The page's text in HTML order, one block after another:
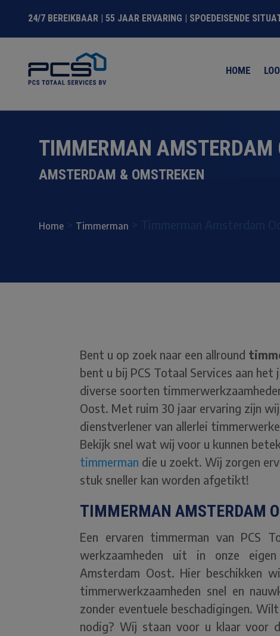
24/7 BEREIKBAAR | 55 JAAR ERVARING | SPOEDEISENDE
HOME
TIMMERMAN AMSTERDAM
AMSTERDAM & OMSTREKEN
Home> Timmerman
Bent u op zoek naar een allround
bent u bij PCS Totaal Services aan
diverse soorten
Oost. Met ruim 30 jaar ervaring zijn
dienstverlener van allerlei
Bekijk snel wat wij voor u kunnen
timmerman die u zoekt. Wij zorgen
stuk sneller kan worden afgetikt!
TIMMERMAN AMSTERDAM
Een ervaren timmerman van PCS
werkzaamheden uit in onze eigen
Amsterdam Oost. Hier beschikken
timmerwerkzaamheden snel en
zonder eventuele beschadigingen.
nodig? Wij staan voor u klaar voor